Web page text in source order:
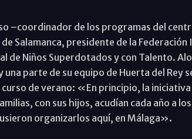
–coordinador de los programas del
Salamanca, presidente de la
de Niños Superdotados y con Talento.
una parte de su equipo de Huerta del Rey
de verano: «En principio, la
con sus hijos, acudían cada año a
organizarlos aquí, en Málaga».